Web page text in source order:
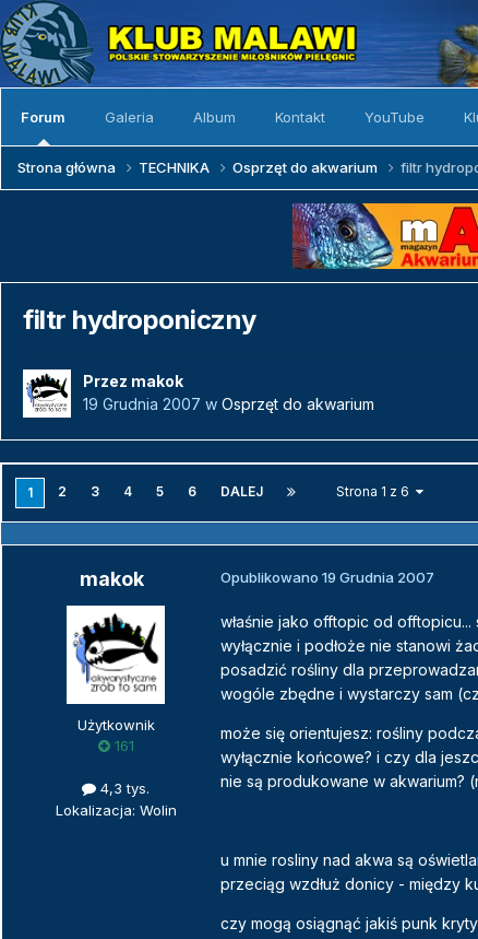
Forum Galeria Album Kontakt YouTube
Strona główna TECHNIKA Osprzęt do akwarium filtr
filtr hydroponiczny
Przez makok
19 Grudnia 2007 w Osprzęt do akwarium
1 2 3 4 5 6 DALEJ Strona 1 z 6
makok
Użytkownik
161
4,3 tys.
Lokalizacja: Wolin
Opublikowano 19 Grudnia 2007
właśnie jako offtopic od
wyłącznie i podłoże nie stanowi
posadzić rośliny dla
wogóle zbędne i wystarczy sam
może się orientujesz: rośliny
wyłącznie końcowe? i czy dla
nie są produkowane w akwarium?
u mnie rosliny nad akwa są
przeciąg wzdłuż donicy - między
czy mogą osiągnąć jakiś punk